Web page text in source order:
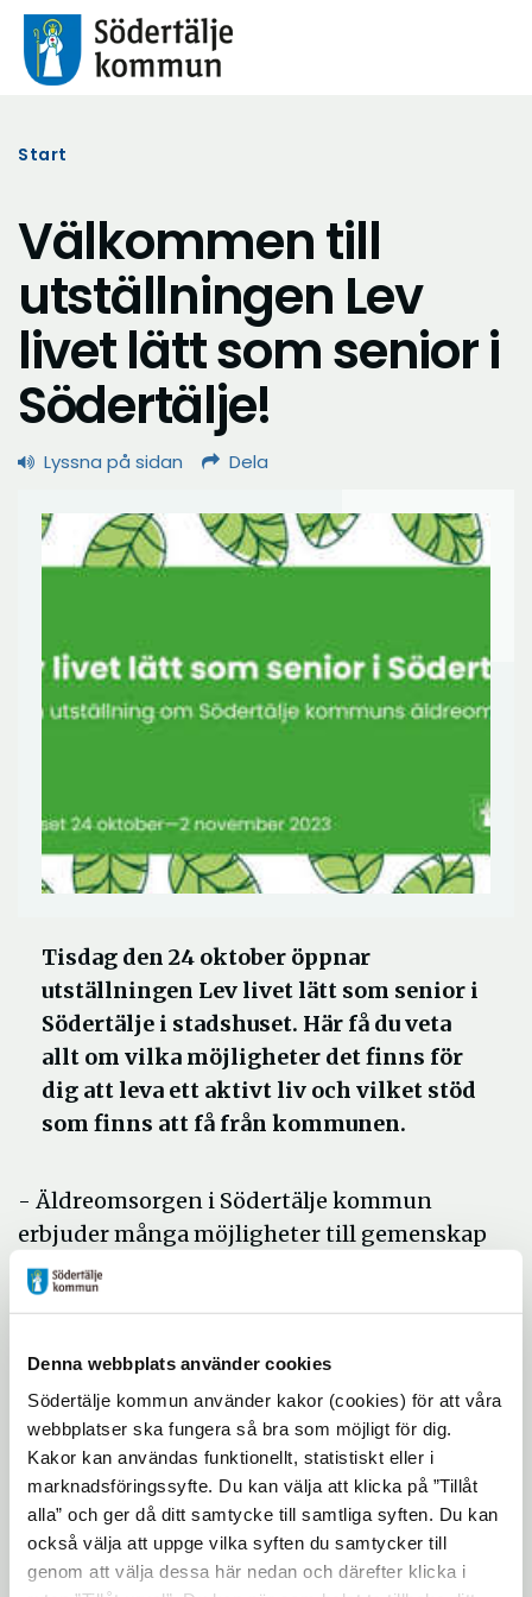
Denna webbplats använder cookies
Södertälje kommun använder kakor (cookies) för att våra
webbplatser ska fungera så bra som möjligt för dig.
Kakor kan användas funktionellt, statistiskt eller i
marknadsföringssyfte. Du kan välja att klicka på ”Tillåt
alla” och ger då ditt samtycke till samtliga syften. Du kan
också välja att uppge vilka syften du samtycker till
genom att välja dessa här nedan och därefter klicka i
Start
Välkommen till
utställningen Lev
livet lätt som senior i
Södertälje!
Lyssna på sidan Dela
Tisdag den 24 oktober öppnar
utställningen Lev livet lätt som senior i
Södertälje i stadshuset. Här få du veta
allt om vilka möjligheter det finns för
dig att leva ett aktivt liv och vilket stöd
som finns att få från kommunen.
- Äldreomsorgen i Södertälje kommun
erbjuder många möjligheter till gemenskap
och aktiviteter till seniorer, och många olika
former av vård och omsorg till den som
projektledare för utställningen. Med
utställningen vill vi visa bredden på vår
service.
Utställningen invigs klockan 11.30 av
ordförande äldreomsorgsnämnden Pia
Sjöstrand och medarbetare från
äldreomsorgens verksamheter kommer att